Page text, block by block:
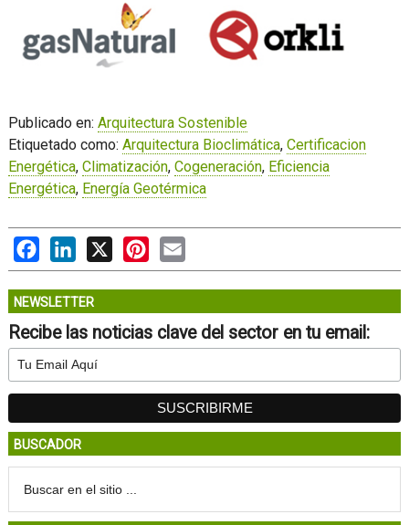
Publicado en: Arquitectura Sostenible
Etiquetado como: Arquitectura Bioclimática, Certificacion
Energética, Climatización, Cogeneración, Eficiencia
Energética, Energía Geotérmica
FacebookLinkedIn
X PinterestEmail
NEWSLETTER
Recibe las noticias clave del sector en tu email:
BUSCADOR